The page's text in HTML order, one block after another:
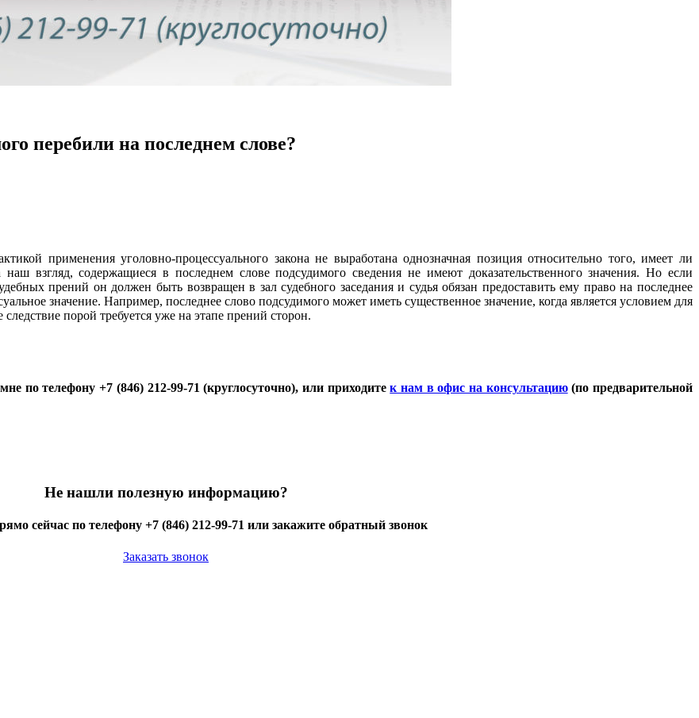
перебили на последнем слове?
применения уголовно-процессуального закона не выработана однозначная позиция относительно того, имеет ли
наш взгляд, содержащиеся в последнем слове подсудимого сведения не имеют доказательственного значения. Но если
прений он должен быть возвращен в зал судебного заседания и судья обязан предоставить ему право на последнее
значение. Например, последнее слово подсудимого может иметь существенное значение, когда является условием для
порой требуется уже на этапе прений сторон.
по телефону +7 (846) 212-99-71 (круглосуточно), или приходитек нам в офис на консультацию(по предварительной
Не нашли полезную информацию?
сейчас по телефону +7 (846) 212-99-71 или закажите обратный звонок
Заказать звонок